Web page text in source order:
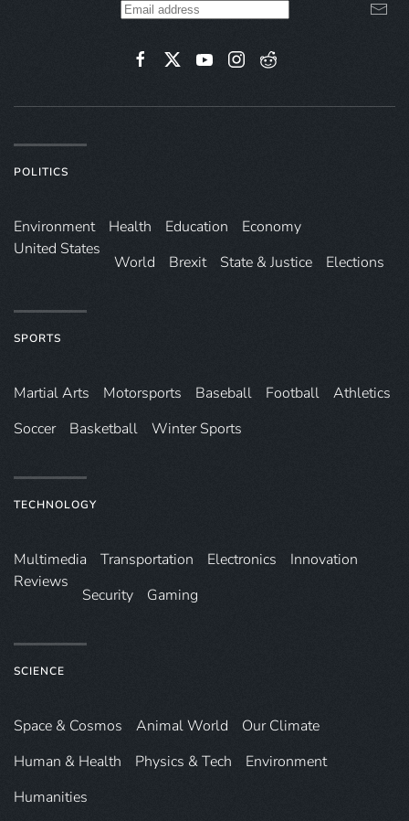
POLITICS
Environ­ment Health Education
Economy
United States
World Brexit State & Justice Elections
SPORTS
Martial Arts Motorsports Baseball Football
Athletics
Soccer
Basketball Winter Sports
TECHNOLOGY
Multimedia Transportation Electronics
Innovation
Reviews
Security Gaming
SCIENCE
Space & Cosmos Animal World
Our Climate
Human & Health
Physics & Tech
Environment
Humanities